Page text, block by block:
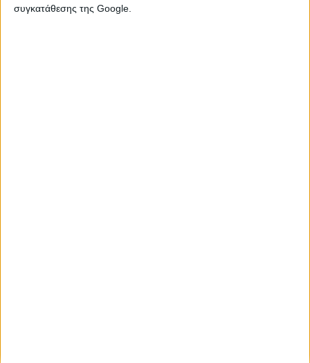
συγκατάθεσης της Google.